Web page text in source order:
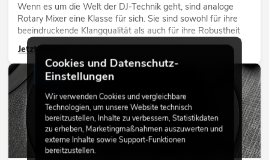
Wenn es um die Welt der DJ-Technik geht, sind analoge
Rotary Mixer eine Klasse für sich. Sie sind sowohl für ihre
beeindruckende Klangqualität als auch für ihre Robustheit
und Langlebigkeit berühmt. In diesem Blogpost tauchen wir
tief in die Welt der analogen Rotary Mixer ein und
entdecken, warum sie nach wie vor die erste Wahl vieler DJs
sind.
Jetzt lesen
AUDIO
Cookies und Datenschutz-
Einstellungen
Wir verwenden Cookies und vergleichbare
Technologien, um unsere Website technisch
bereitzustellen, Inhalte zu verbessern, Statistikdaten
zu erheben, Marketingmaßnahmen auszuwerten und
externe Inhalte sowie Support-Funktionen
bereitzustellen.